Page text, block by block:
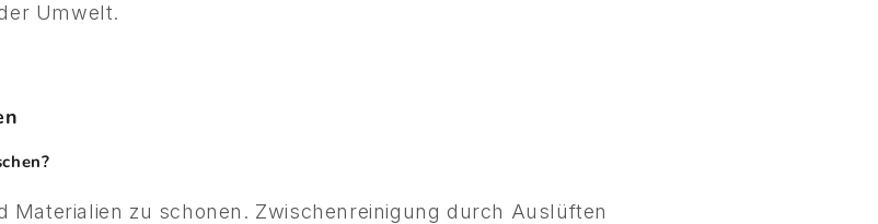
Umwelt.
Materialien zu schonen. Zwischenreinigung durch Auslüften